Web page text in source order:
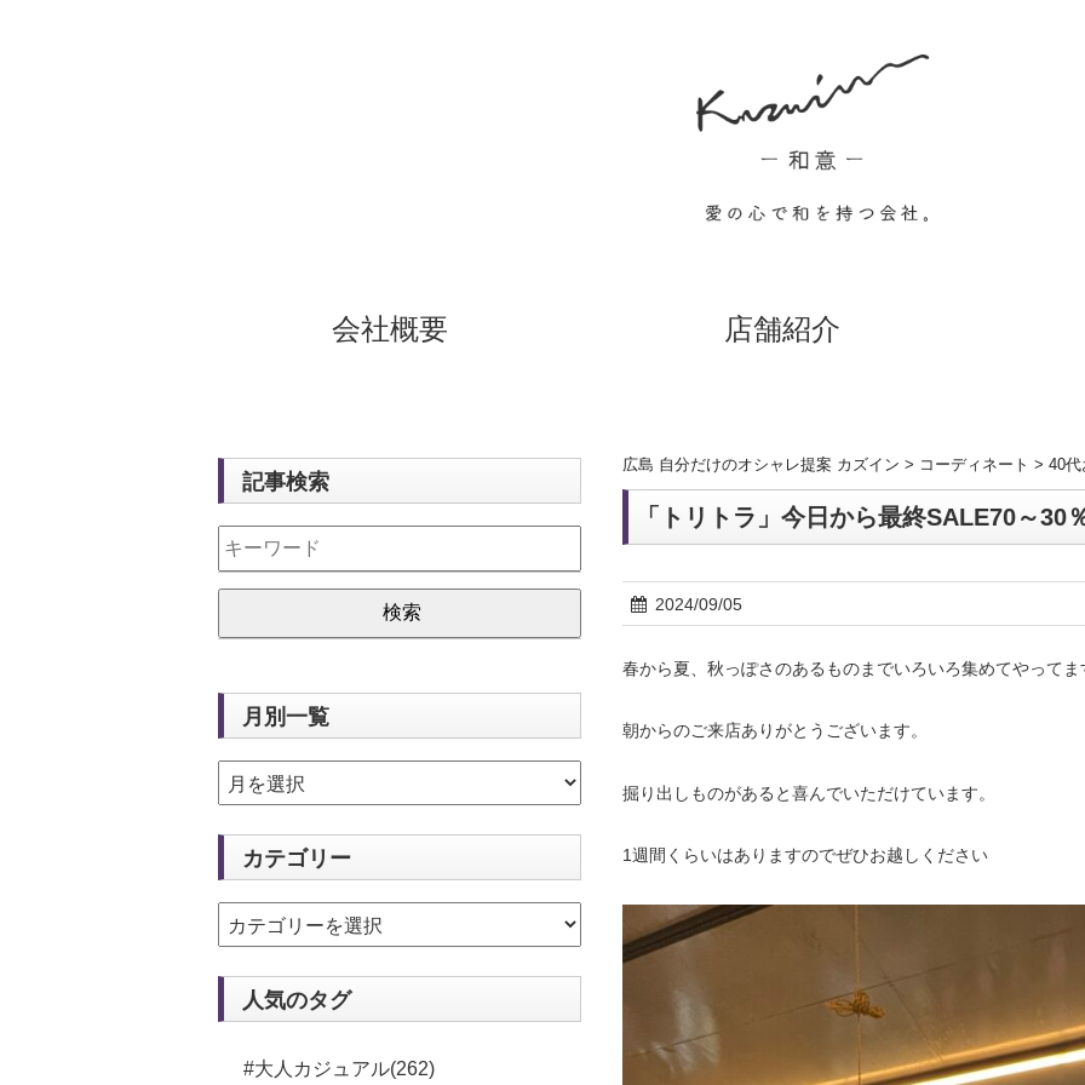
会社概要 店舗紹介
広島 自分だけのオシャレ提案 カズイン > コーディネート > 40代
「トリトラ」今日から最終SALE70～30
2024/09/05
春から夏、秋っぽさのあるものまでいろいろ集めてやってま
朝からのご来店ありがとうございます。
掘り出しものがあると喜んでいただけています。
1週間くらいはありますのでぜひお越しください
記事検索
月別一覧
カテゴリー
人気のタグ
#大人カジュアル(262)